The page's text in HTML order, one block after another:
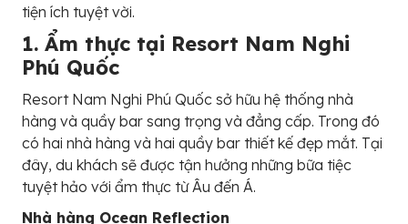
tiện ích tuyệt vời.
1. Ẩm thực tại Resort Nam Nghi
Phú Quốc
Resort Nam Nghi Phú Quốc sở hữu hệ thống nhà
hàng và quầy bar sang trọng và đẳng cấp. Trong đó
có hai nhà hàng và hai quầy bar thiết kế đẹp mắt. Tại
đây, du khách sẽ được tận hưởng những bữa tiệc
tuyệt hảo với ẩm thực từ Âu đến Á.
Nhà hàng Ocean Reflection